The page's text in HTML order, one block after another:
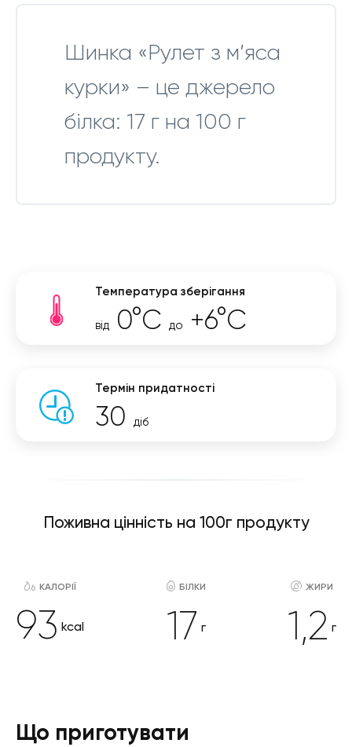
Шинка «Рулет з м’яса
курки» – це джерело
білка: 17 г на 100 г
продукту.
Температура зберігання
від 0°C до +6°C
Термін придатності
30 діб
Поживна цінність на 100г продукту
КАЛОРІЇ
93 kcal
БІЛКИ
17 г
ЖИРИ
1,2 г
Що приготувати